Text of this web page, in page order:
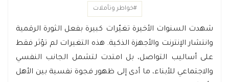
#خواطر وتأملات
شهدت السنوات الأخيرة تغيّرات كبيرة بفعل الثورة الرقمية
وانتشار الإنترنت والأجهزة الذكية. هذه التغيرات لم تؤثر فقط
على أساليب التواصل، بل امتدت لتشمل الجانب النفسي
والاجتماعي للأبناء، ما أدى إلى ظهور فجوة نفسية بين الأهل